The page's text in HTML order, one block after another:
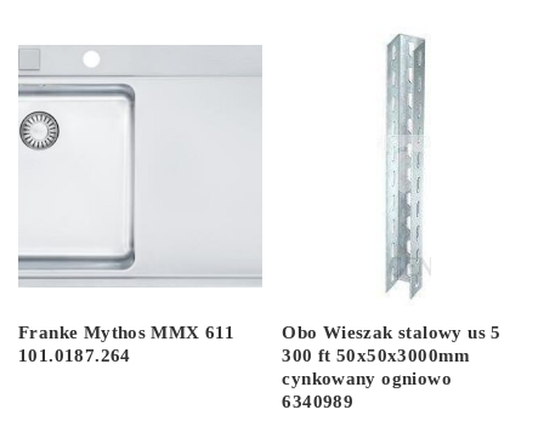
Franke Mythos MMX 611
101.0187.264
Obo Wieszak stalowy us 5
300 ft 50x50x3000mm
cynkowany ogniowo
6340989